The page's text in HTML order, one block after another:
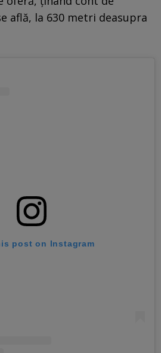
află, la 630 metri deasupra
post on Instagram